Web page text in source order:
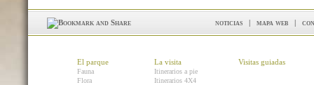
noticias | mapa web |
El parque
Fauna
Flora
La visita
Itinerarios a pie
Itinerarios 4X4
Visitas guiadas